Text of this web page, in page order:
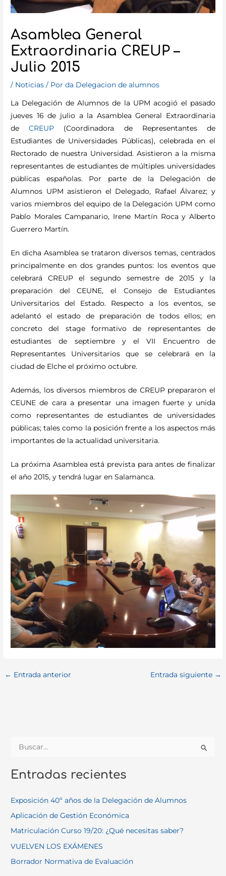
Asamblea General
Extraordinaria CREUP –
Julio 2015
/ Noticias / Porda Delegacion de alumnos
La Delegación de Alumnos de la UPM acogió el pasado
jueves 16 de julio a la Asamblea General Extraordinaria
deCREUP (Coordinadora de Representantes de
Estudiantes de Universidades Públicas), celebrada en el
Rectorado de nuestra Universidad. Asistieron a la misma
representantes de estudiantes de múltiples universidades
públicas españolas. Por parte de la Delegación de
Alumnos UPM asistieron el Delegado, Rafael Álvarez; y
varios miembros del equipo de la Delegación UPM como
Pablo Morales Campanario, Irene Martín Roca y Alberto
Guerrero Martín.
En dicha Asamblea se trataron diversos temas, centrados
principalmente en dos grandes puntos: los eventos que
celebrará CREUP el segundo semestre de 2015 y la
preparación del CEUNE, el Consejo de Estudiantes
Universitarios del Estado. Respecto a los eventos, se
adelantó el estado de preparación de todos ellos; en
concreto del stage formativo de representantes de
estudiantes de septiembre y el VII Encuentro de
Representantes Universitarios que se celebrará en la
ciudad de Elche el próximo octubre.
Además, los diversos miembros de CREUP prepararon el
CEUNE de cara a presentar una imagen fuerte y unida
como representantes de estudiantes de universidades
públicas; tales como la posición frente a los aspectos más
importantes de la actualidad universitaria.
La próxima Asamblea está prevista para antes de finalizar
el año 2015, y tendrá lugar en Salamanca.
← Entrada anterior Entrada siguiente →
s
a
r
p
o
r
Entradas recientes
Exposición 40º años de la Delegación de Alumnos
Aplicación de Gestión Económica
Matriculación Curso 19/20: ¿Qué necesitas saber?
VUELVEN LOS EXÁMENES
Borrador Normativa de Evaluación